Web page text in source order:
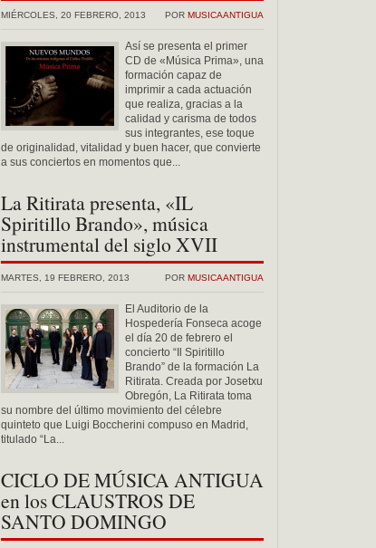
POR MUSICAANTIGUA
MIÉRCOLES, 20 FEBRERO, 2013
Así se presenta el primer
CD de «Música Prima», una
formación capaz de
imprimir a cada actuación
que realiza, gracias a la
calidad y carisma de todos
sus integrantes, ese toque
de originalidad, vitalidad y buen hacer, que convierte
a sus conciertos en momentos que...
La Ritirata presenta, «IL
Spiritillo Brando», música
instrumental del siglo XVII
POR MUSICAANTIGUA
MARTES, 19 FEBRERO, 2013
El Auditorio de la
Hospedería Fonseca acoge
el día 20 de febrero el
concierto “Il Spiritillo
Brando” de la formación La
Ritirata. Creada por Josetxu
Obregón, La Ritirata toma
su nombre del último movimiento del célebre
quinteto que Luigi Boccherini compuso en Madrid,
titulado “La...
CICLO DE MÚSICA ANTIGUA
en los CLAUSTROS DE
SANTO DOMINGO